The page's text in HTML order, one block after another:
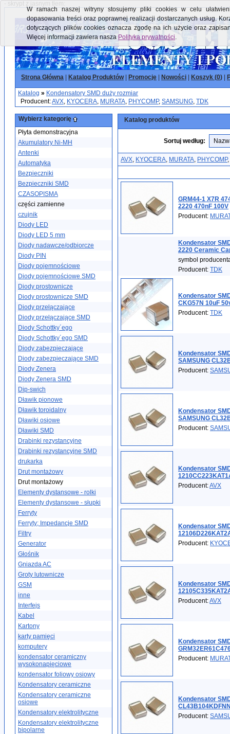
- skrypt z jasnym tłem:
Strona Główna Katalog Produktów| Promocje Nowości Koszyk (0)
Katalog » Kondensatory SMD duży rozmiar
Producent:AVX, KYOCERA, MURATA, PHYCOMP, SAMSUNG, TDK
Wybierz kategorię
Płyta demonstracyjna
Akumulatory Ni-MH
Antenki
Automatyka
Bezpieczniki
Bezpieczniki SMD
CZASOPISMA
części zamienne
czujnik
Diody LED
Diody LED 5 mm
Diody nadawcze/odbiorcze
Diody PIN
Diody pojemnościowe
Diody pojemnościowe SMD
Diody prostownicze
Diody prostownicze SMD
Diody przełączające
Diody przełączające SMD
Diody Schottky´ego
Diody Schottky´ego SMD
Diody zabezpieczające
Diody zabezpieczające SMD
Diody Zenera
Diody Zenera SMD
Dip-swich
Dławik pionowe
Dławik toroidalny
Dławiki osiowe
Dławiki SMD
Drabinki rezystancyjne
Drabinki rezystancyjne SMD
drukarka
Drut montażowy
Drut montażowy
Elementy dystansowe - rolki
Elementy dystansowe - słupki
Ferryty
Ferryty; Impedancje SMD
Filtry
Generator
Głośnik
Gniazda AC
Groty lutownicze
GSM
inne
Interfejs
Kabel
Kartony
karty pamięci
komputery
kondensator ceramiczny
wysokonapięciowe
kondensator foliowy osiowy
Kondensatory ceramiczne
Kondensatory ceramiczne
osiowe
Kondensatory elektrolityczne
Kondensatory elektrolityczne
bipolarne
Katalog produktów
Sortuj według:
AVX, KYOCERA, MURATA, PHYCOMP,
GRM44-1 X7R
2220 470nF 100V
Producent:
Kondensator
2220 Ceramic
symbol
Producent: TDK
Kondensator
CKG57N 10uF
Producent: TDK
Kondensator
SAMSUNG
Producent:
Kondensator
SAMSUNG
Producent:
Kondensator
Producent:AVX
Kondensator
Producent:
Kondensator
Producent:AVX
Kondensator
Producent:
Kondensator
Producent:
W ramach naszej witryny stosujemy pliki cookies w celu
dopasowania treści oraz poprawnej realizacji dostarczanych usług.
dotyczących plików cookies oznacza zgodę na ich użycie oraz
Więcej informacji zawiera nasza Polityka prywatności.